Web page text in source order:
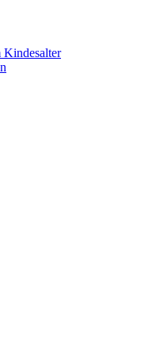
Kindesalter